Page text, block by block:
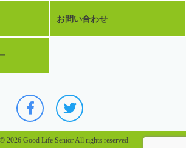
お問い合わせ
2026 Good Life Senior All rights reserved.